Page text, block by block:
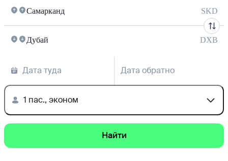
Самарканд SKD
Дубай DXB
Дата туда Дата обратно
1 пас., эконом
Найти